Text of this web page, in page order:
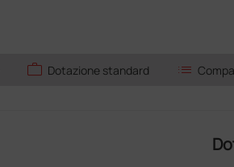
work Dotazione standard list